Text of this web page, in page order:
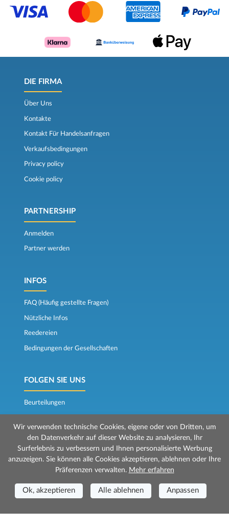
DIE FIRMA
Über Uns
Kontakte
Kontakt Für Handelsanfragen
Verkaufsbedingungen
Privacy policy
Cookie policy
PARTNERSHIP
Anmelden
Partner werden
INFOS
FAQ (Häufig gestellte Fragen)
Nützliche Infos
Reedereien
Bedingungen der Gesellschaften
FOLGEN SIE UNS
Beurteilungen
© 2026 Mr Ferry wird von Prenotazioni24 s.r.l. verwaltet
Wir verwenden technische Cookies, eigene oder von Dritten, um
den Datenverkehr auf dieser Website zu analysieren, Ihr
Surferlebnis zu verbessern und Ihnen personalisierte Werbung
anzuzeigen. Sie können alle Cookies akzeptieren, ablehnen oder Ihre
Präferenzen verwalten. Mehr erfahren
Ok, akzeptieren Alle ablehnen Anpassen